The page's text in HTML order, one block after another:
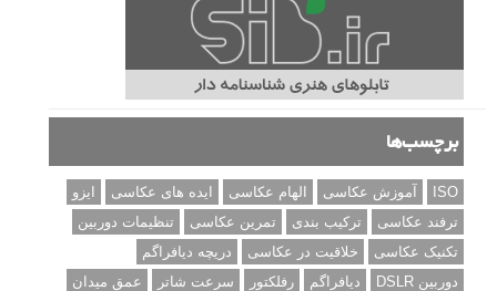
برچسب‌ها
ISO آموزش عکاسی الهام عکاسی ایده های عکاسی
ایزو
ترفند عکاسی
ترکیب بندی تمرین عکاسی
تنظیمات دوربین
تکنیک عکاسی
خلاقیت در عکاسی
دریچه دیافراگم
دوربین DSLR
دیافراگم رفلکتور سرعت شاتر
عمق میدان